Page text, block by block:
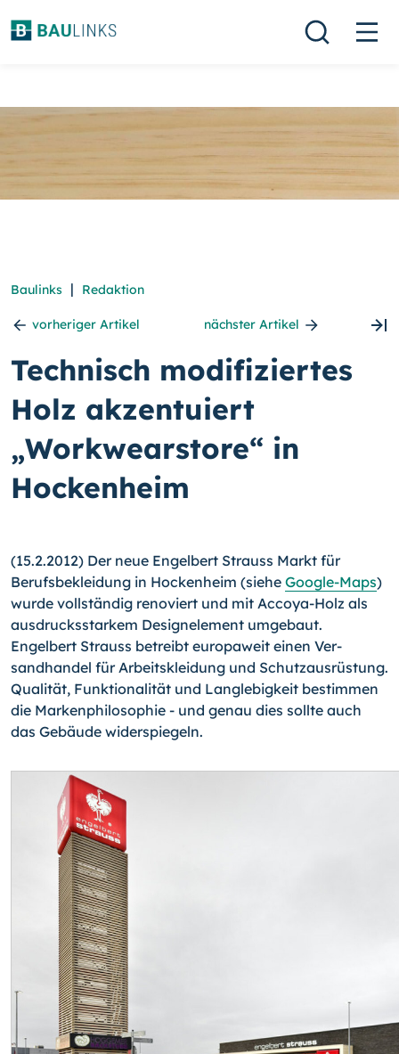
Baulinks | Redaktion
vorheriger Artikel nächster Artikel
Technisch modifiziertes
Holz akzentuiert
„Workwearstore“ in
Hockenheim
(15.2.2012) Der neue Engelbert Strauss Markt für
Berufsbekleidung in Hockenheim (siehe Google-Maps)
wurde vollständig renoviert und mit Accoya-Holz als
ausdrucks­starkem Designelement umgebaut.
Engelbert Strauss betreibt europaweit einen Ver­
sandhandel für Arbeitskleidung und Schutzausrüstung.
Qualität, Funktionalität und Langlebigkeit bestimmen
die Markenphilosophie - und genau dies sollte auch
das Ge­bäude widerspiegeln.